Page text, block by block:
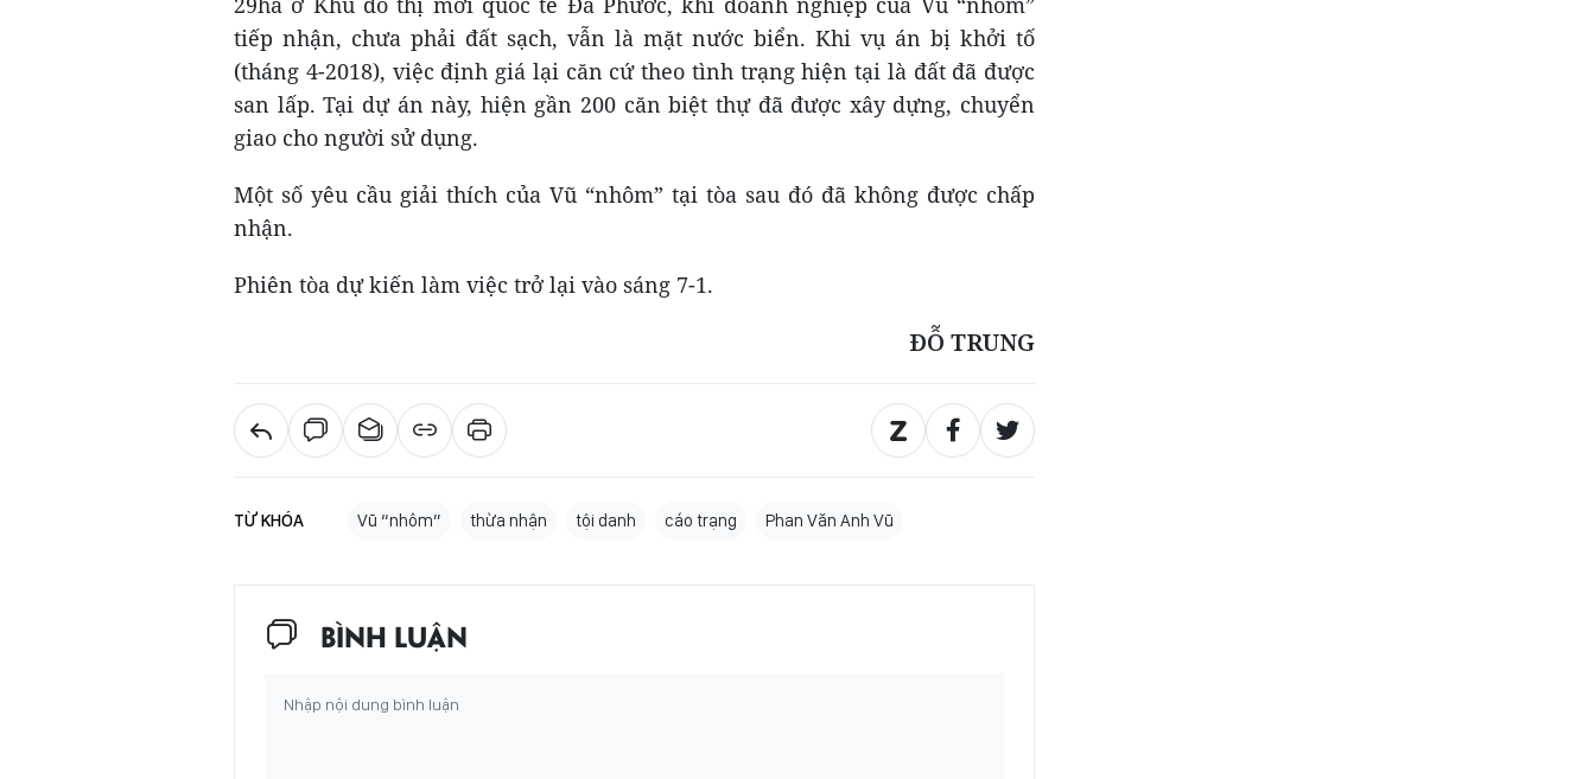
tiếp nhận, chưa phải đất sạch, vẫn là mặt nước biển. Khi vụ án bị khởi tố
(tháng 4-2018), việc định giá lại căn cứ theo tình trạng hiện tại là đất đã được
san lấp. Tại dự án này, hiện gần 200 căn biệt thự đã được xây dựng, chuyển
giao cho người sử dụng.
Một số yêu cầu giải thích của Vũ “nhôm” tại tòa sau đó đã không được chấp
nhận.
Phiên tòa dự kiến làm việc trở lại vào sáng 7-1.
ĐỖ TRUNG
TỪ KHÓA Vũ “nhôm” thừa nhận tội danh cáo trạng Phan Văn Anh Vũ
BÌNH LUẬN